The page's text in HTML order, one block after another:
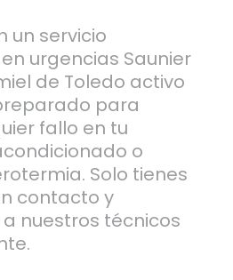
un servicio
urgencias Saunier
de Toledo activo
para
fallo en tu
o
Solo tienes
contacto y
nuestros técnicos